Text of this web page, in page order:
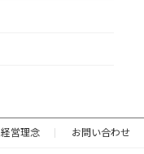
経営理念 お問い合わせ